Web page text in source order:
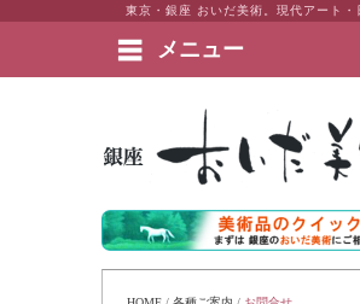
メニュー
絵画など美術品の販売と買取 |